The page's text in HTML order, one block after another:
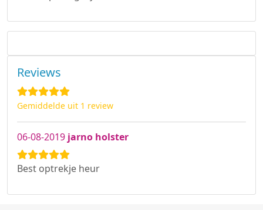
Reviews
Gemiddelde uit 1 review
06-08-2019 jarno holster
Best optrekje heur